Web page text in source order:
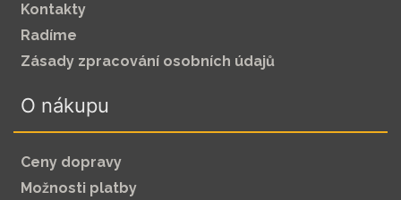
Kontakty
Radíme
Zásady zpracování osobních údajů
O nákupu
Ceny dopravy
Možnosti platby